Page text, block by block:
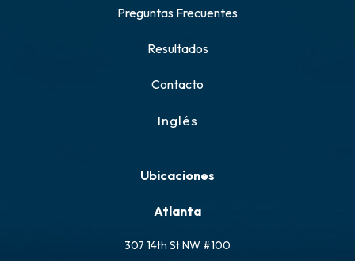
Preguntas Frecuentes
Resultados
Contacto
Inglés
Ubicaciones
Atlanta
307 14th St NW #100